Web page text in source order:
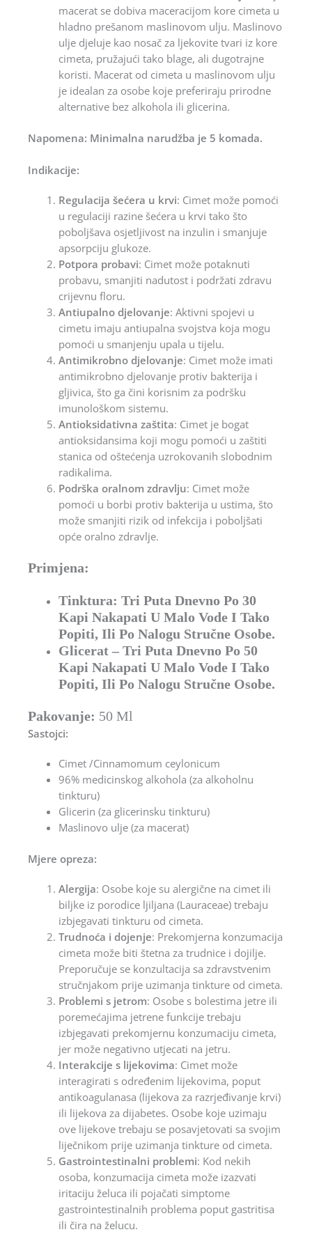
macerat se dobiva maceracijom kore cimeta u
hladno prešanom maslinovom ulju. Maslinovo
ulje djeluje kao nosač za ljekovite tvari iz kore
cimeta, pružajući tako blage, ali dugotrajne
koristi. Macerat od cimeta u maslinovom ulju
je idealan za osobe koje preferiraju prirodne
alternative bez alkohola ili glicerina.
Napomena: Minimalna narudžba je 5 komada.
Indikacije:
Regulacija šećera u krvi: Cimet može pomoći
u regulaciji razine šećera u krvi tako što
poboljšava osjetljivost na inzulin i smanjuje
apsorpciju glukoze.
Potpora probavi: Cimet može potaknuti
probavu, smanjiti nadutost i podržati zdravu
crijevnu floru.
Antiupalno djelovanje: Aktivni spojevi u
cimetu imaju antiupalna svojstva koja mogu
pomoći u smanjenju upala u tijelu.
Antimikrobno djelovanje: Cimet može imati
antimikrobno djelovanje protiv bakterija i
gljivica, što ga čini korisnim za podršku
imunološkom sistemu.
Antioksidativna zaštita: Cimet je bogat
antioksidansima koji mogu pomoći u zaštiti
stanica od oštećenja uzrokovanih slobodnim
radikalima.
Podrška oralnom zdravlju: Cimet može
pomoći u borbi protiv bakterija u ustima, što
može smanjiti rizik od infekcija i poboljšati
opće oralno zdravlje.
Primjena:
Tinktura: Tri Puta Dnevno Po 30
Kapi Nakapati U Malo Vode I Tako
Popiti, Ili Po Nalogu Stručne Osobe.
Glicerat – Tri Puta Dnevno Po 50
Kapi Nakapati U Malo Vode I Tako
Popiti, Ili Po Nalogu Stručne Osobe.
Pakovanje: 50 Ml
Sastojci:
Cimet /Cinnamomum ceylonicum
96% medicinskog alkohola (za alkoholnu
tinkturu)
Glicerin (za glicerinsku tinkturu)
Maslinovo ulje (za macerat)
Mjere opreza:
Alergija: Osobe koje su alergične na cimet ili
biljke iz porodice ljiljana (Lauraceae) trebaju
izbjegavati tinkturu od cimeta.
Trudnoća i dojenje: Prekomjerna konzumacija
cimeta može biti štetna za trudnice i dojilje.
Preporučuje se konzultacija sa zdravstvenim
stručnjakom prije uzimanja tinkture od cimeta.
Problemi s jetrom: Osobe s bolestima jetre ili
poremećajima jetrene funkcije trebaju
izbjegavati prekomjernu konzumaciju cimeta,
jer može negativno utjecati na jetru.
Interakcije s lijekovima: Cimet može
interagirati s određenim lijekovima, poput
antikoagulanasa (lijekova za razrjeđivanje krvi)
ili lijekova za dijabetes. Osobe koje uzimaju
ove lijekove trebaju se posavjetovati sa svojim
liječnikom prije uzimanja tinkture od cimeta.
Gastrointestinalni problemi: Kod nekih
osoba, konzumacija cimeta može izazvati
iritaciju želuca ili pojačati simptome
gastrointestinalnih problema poput gastritisa
ili čira na želucu.